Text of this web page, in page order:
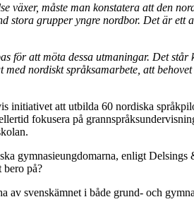
växer, måste man konstatera att den
stora grupper yngre nordbor. Det är ett
för att möta dessa utmaningar. Det står
nordiskt språksamarbete, att
initiativet att utbilda 60 nordiska
fokusera på
gymnasieungdomarna, enligt Delsings
bero på?
av svenskämnet i både grund- och